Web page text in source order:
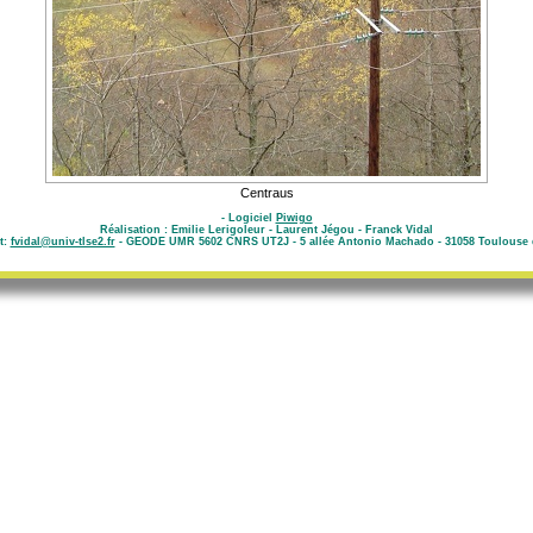
Centraus
- Logiciel
Piwigo
Réalisation : Emilie Lerigoleur - Laurent Jégou - Franck Vidal
fvidal@univ-tlse2.fr- GEODE UMR 5602 CNRS UT2J - 5 allée Antonio Machado - 31058 Toulouse